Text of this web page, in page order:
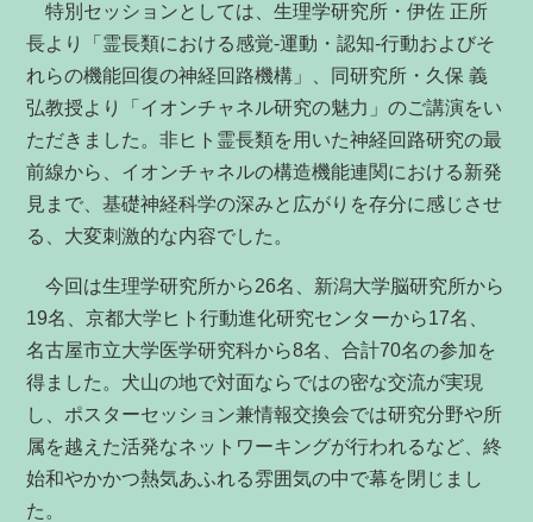
特別セッションとしては、生理学研究所・伊佐 正所
長より「霊長類における感覚-運動・認知-行動およびそ
れらの機能回復の神経回路機構」、同研究所・久保 義
弘教授より「イオンチャネル研究の魅力」のご講演をい
ただきました。非ヒト霊長類を用いた神経回路研究の最
前線から、イオンチャネルの構造機能連関における新発
見まで、基礎神経科学の深みと広がりを存分に感じさせ
る、大変刺激的な内容でした。
今回は生理学研究所から26名、新潟大学脳研究所から
19名、京都大学ヒト行動進化研究センターから17名、
名古屋市立大学医学研究科から8名、合計70名の参加を
得ました。犬山の地で対面ならではの密な交流が実現
し、ポスターセッション兼情報交換会では研究分野や所
属を越えた活発なネットワーキングが行われるなど、終
始和やかかつ熱気あふれる雰囲気の中で幕を閉じまし
た。